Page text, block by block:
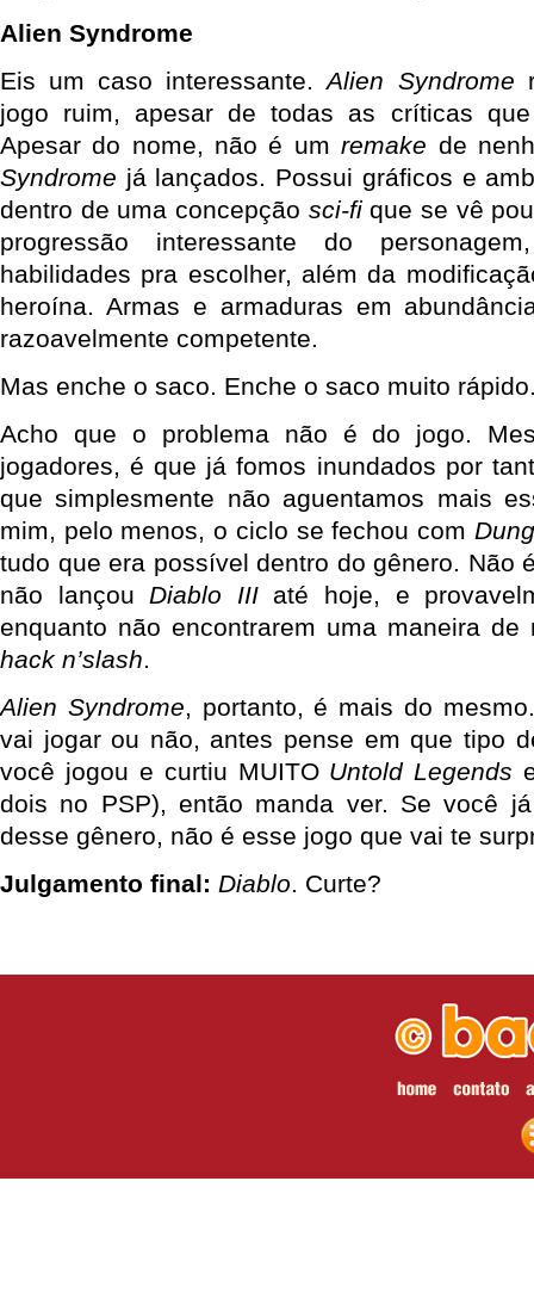
Alien Syndrome
Eis um caso interessante.Alien Syndrome
jogo ruim, apesar de todas as críticas
Apesar do nome, não é umremake de
Syndrome já lançados. Possui gráficos e
dentro de uma concepção sci-fique se vê
progressão interessante do
habilidades pra escolher, além da
heroína. Armas e armaduras em
razoavelmente competente.
Mas enche o saco. Enche o saco muito
Acho que o problema não é do jogo.
jogadores, é que já fomos inundados por
que simplesmente não aguentamos mais
mim, pelo menos, o ciclo se fechou com
tudo que era possível dentro do gênero. Não
não lançou Diablo IIIaté hoje, e
enquanto não encontrarem uma maneira
hack n’slash.
Alien Syndrome, portanto, é mais do
vai jogar ou não, antes pense em que tipo
você jogou e curtiu MUITO Untold Legends
dois no PSP), então manda ver. Se você
desse gênero, não é esse jogo que vai te
Julgamento final: Diablo. Curte?